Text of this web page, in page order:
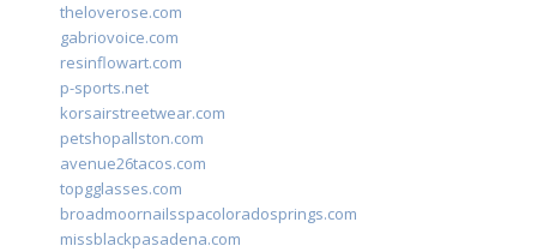
theloverose.com
gabriovoice.com
resinflowart.com
p-sports.net
korsairstreetwear.com
petshopallston.com
avenue26tacos.com
topgglasses.com
broadmoornailsspacoloradosprings.com
missblackpasadena.com